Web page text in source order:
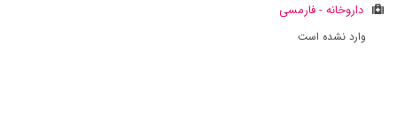
داروخانه - فارمسی
وارد نشده است